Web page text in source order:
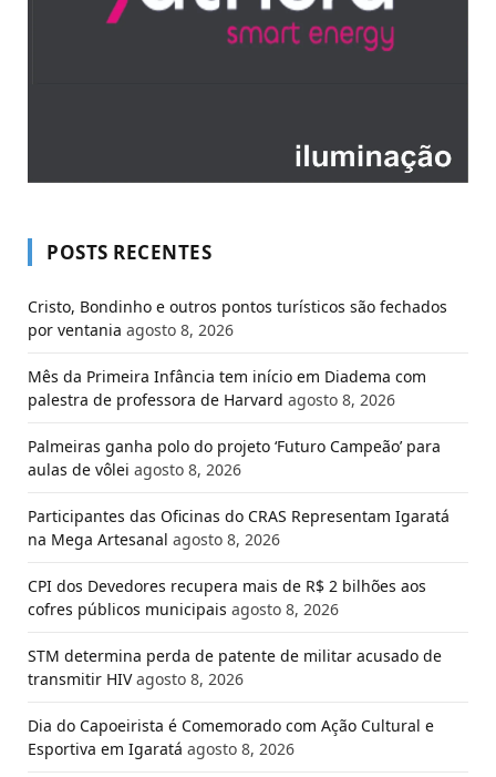
POSTS RECENTES
Cristo, Bondinho e outros pontos turísticos são fechados
por ventania agosto 8, 2026
Mês da Primeira Infância tem início em Diadema com
palestra de professora de Harvard agosto 8, 2026
Palmeiras ganha polo do projeto ‘Futuro Campeão’ para
aulas de vôlei agosto 8, 2026
Participantes das Oficinas do CRAS Representam Igaratá
na Mega Artesanal agosto 8, 2026
CPI dos Devedores recupera mais de R$ 2 bilhões aos
cofres públicos municipais agosto 8, 2026
STM determina perda de patente de militar acusado de
transmitir HIV agosto 8, 2026
Dia do Capoeirista é Comemorado com Ação Cultural e
Esportiva em Igaratá agosto 8, 2026